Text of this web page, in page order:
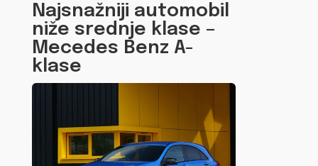
Najsnažniji automobil
niže srednje klase –
Mecedes Benz A-
klase